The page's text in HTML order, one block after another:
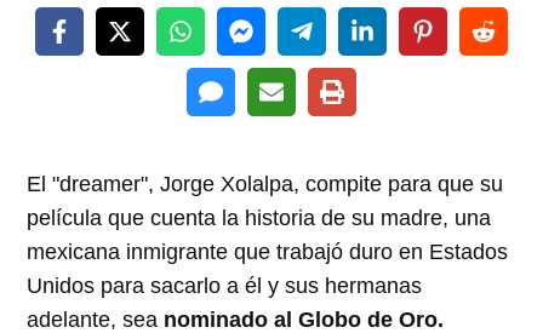
El "dreamer", Jorge Xolalpa, compite para que su
película que cuenta la historia de su madre, una
mexicana inmigrante que trabajó duro en Estados
Unidos para sacarlo a él y sus hermanas
adelante, sea nominado al Globo de Oro.